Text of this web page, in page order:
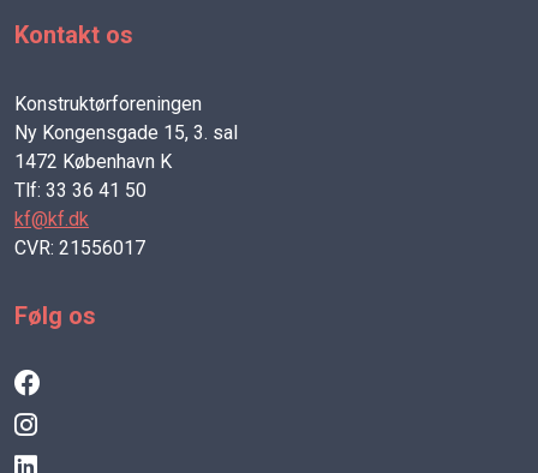
Kontakt os
Konstruktørforeningen
Ny Kongensgade 15, 3. sal
1472 København K
Tlf: 33 36 41 50
kf@kf.dk
CVR: 21556017
Følg os